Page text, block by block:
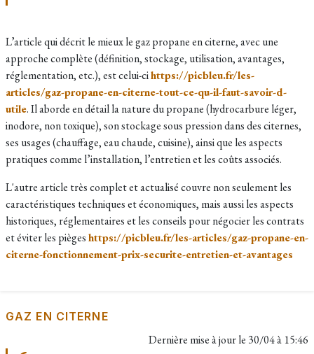
L’article qui décrit le mieux le gaz propane en citerne, avec une
approche complète (définition, stockage, utilisation, avantages,
réglementation, etc.), est celui-cihttps://picbleu.fr/les-
articles/gaz-propane-en-citerne-tout-ce-qu-il-faut-savoir-d-
utile. Il aborde en détail la nature du propane (hydrocarbure léger,
inodore, non toxique), son stockage sous pression dans des citernes,
ses usages (chauffage, eau chaude, cuisine), ainsi que les aspects
pratiques comme l’installation, l’entretien et les coûts associés.
L'autre article très complet et actualisé couvre non seulement les
caractéristiques techniques et économiques, mais aussi les aspects
historiques, réglementaires et les conseils pour négocier les contrats
et éviter les piègeshttps://picbleu.fr/les-articles/gaz-propane-en-
citerne-fonctionnement-prix-securite-entretien-et-avantages
GAZ EN CITERNE
Dernière mise à jour le 30/04 à 15:46